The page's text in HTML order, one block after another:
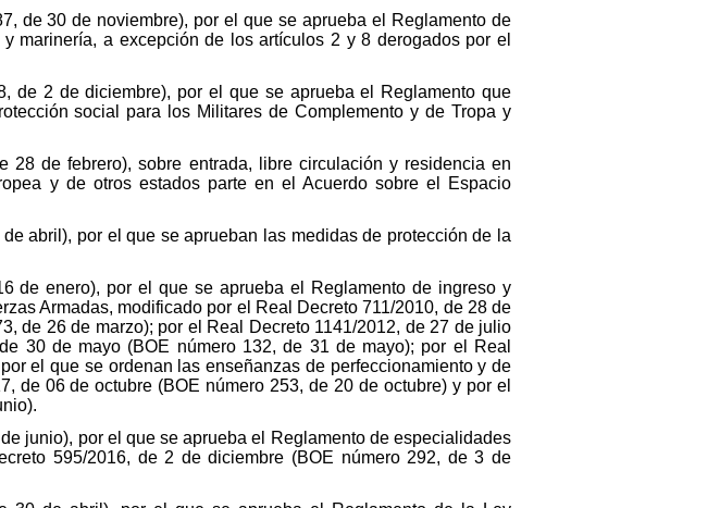
de 30 de noviembre), por el que se aprueba el Reglamento de
marinería, a excepción de los artículos 2 y 8 derogados por el
de 2 de diciembre), por el que se aprueba el Reglamento que
social para los Militares de Complemento y de Tropa y
de febrero), sobre entrada, libre circulación y residencia en
y de otros estados parte en el Acuerdo sobre el Espacio
abril), por el que se aprueban las medidas de protección de la
de enero), por el que se aprueba el Reglamento de ingreso y
Armadas, modificado por el Real Decreto 711/2010, de 28 de
de 26 de marzo); por el Real Decreto 1141/2012, de 27 de julio
30 de mayo (BOE número 132, de 31 de mayo); por el Real
el que se ordenan las enseñanzas de perfeccionamiento y de
de 06 de octubre (BOE número 253, de 20 de octubre) y por el
junio), por el que se aprueba el Reglamento de especialidades
595/2016, de 2 de diciembre (BOE número 292, de 3 de